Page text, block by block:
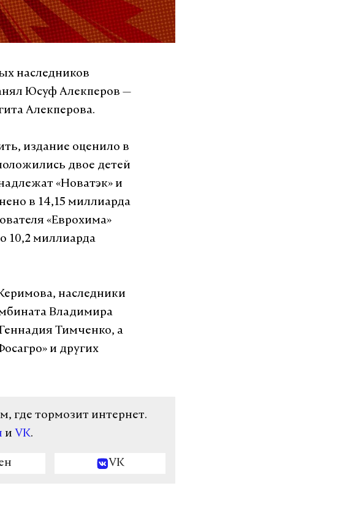
наследников
Юсуф Алекперов —
Алекперова.
издание оценило в
двое детей
«Новатэк» и
в 14,15 миллиарда
«Еврохима»
10,2 миллиарда
наследники
Владимира
Тимченко, а
и других
где тормозит интернет.
и VK.
VK